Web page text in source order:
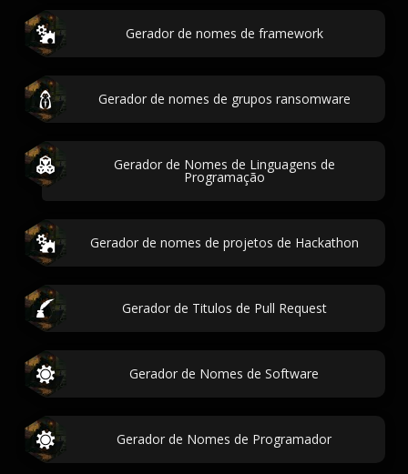
Gerador de nomes de framework
Gerador de nomes de grupos ransomware
Gerador de Nomes de Linguagens de
Programação
Gerador de nomes de projetos de Hackathon
Gerador de Titulos de Pull Request
Gerador de Nomes de Software
Gerador de Nomes de Programador